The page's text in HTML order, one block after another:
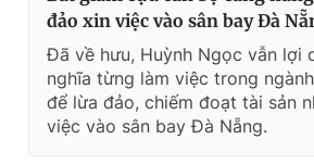
đảo xin việc vào sân bay Đà
Đã về hưu, Huỳnh Ngọc vẫn lợi
nghĩa từng làm việc trong
để lừa đảo, chiếm đoạt tài sản
việc vào sân bay Đà Nẵng.